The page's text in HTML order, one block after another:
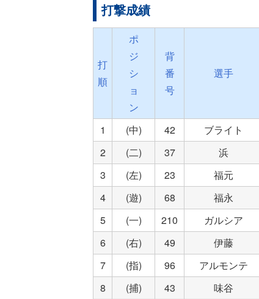
打撃成績
打
順
ポ
ジ
シ
ョ
ン
背
番
号
選手
1 (中) 42 ブライト
2
(二) 37 浜
3
(左) 23 福元
4
(遊) 68 福永
5
(一) 210 ガルシア
6
(右) 49 伊藤
7
(指) 96 アルモンテ
8
(捕) 43 味谷